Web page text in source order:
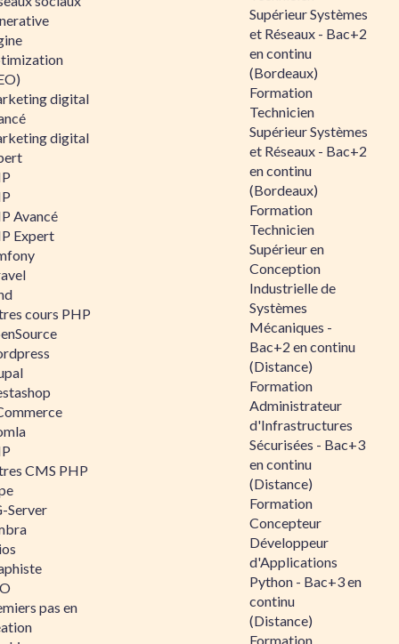
digital
digital
Avancé
Expert
cours PHP
CMS PHP
Server
pas en
Supérieur Systèmes
et Réseaux - Bac+2
en continu
(Bordeaux)
Formation
Technicien
Supérieur Systèmes
et Réseaux - Bac+2
en continu
(Bordeaux)
Formation
Technicien
Supérieur en
Conception
Industrielle de
Systèmes
Mécaniques -
Bac+2 en continu
(Distance)
Formation
Administrateur
d'Infrastructures
Sécurisées - Bac+3
en continu
(Distance)
Formation
Concepteur
Développeur
d'Applications
Python - Bac+3 en
continu
(Distance)
Formation